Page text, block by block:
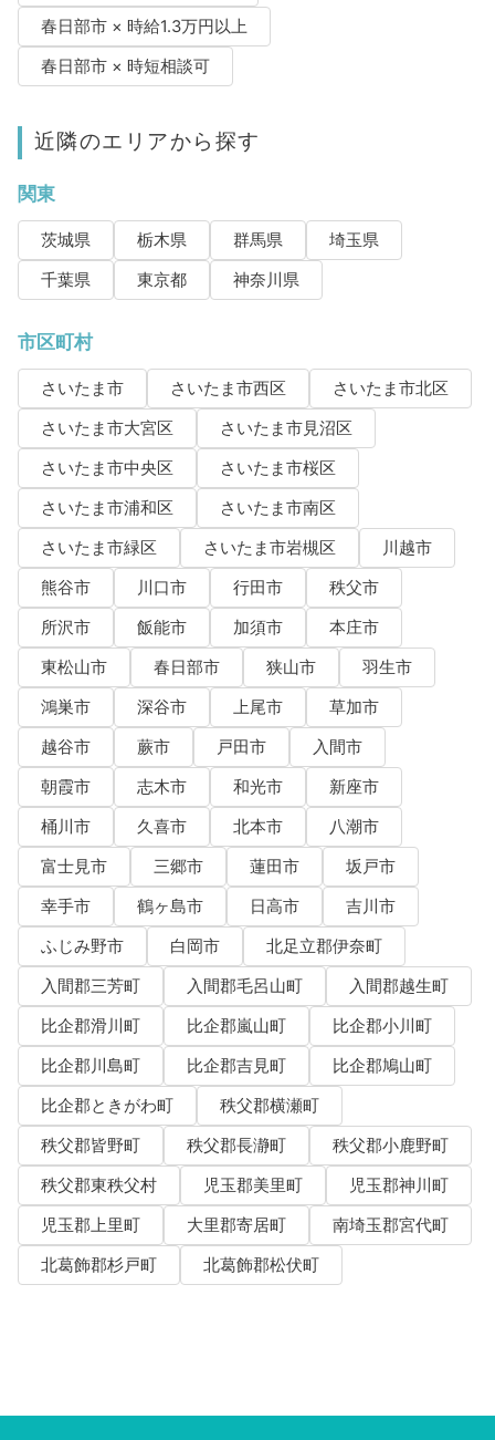
春日部市 × 時給1.3万円以上
春日部市 × 時短相談可
近隣のエリアから探す
関東
茨城県 栃木県 群馬県
埼玉県
千葉県
東京都 神奈川県
市区町村
さいたま市 さいたま市西区
さいたま市北区
さいたま市大宮区
さいたま市見沼区
さいたま市中央区
さいたま市桜区
さいたま市浦和区
さいたま市南区
さいたま市緑区
さいたま市岩槻区
川越市
熊谷市
川口市 行田市
秩父市
所沢市
飯能市 加須市
本庄市
東松山市
春日部市 狭山市
羽生市
鴻巣市
深谷市 上尾市
草加市
越谷市
蕨市 戸田市
入間市
朝霞市
志木市 和光市
新座市
桶川市
久喜市 北本市
八潮市
富士見市
三郷市 蓮田市
坂戸市
幸手市
鶴ヶ島市 日高市
吉川市
ふじみ野市
白岡市
北足立郡伊奈町
入間郡三芳町
入間郡毛呂山町
入間郡越生町
比企郡滑川町
比企郡嵐山町
比企郡小川町
比企郡川島町
比企郡吉見町
比企郡鳩山町
比企郡ときがわ町
秩父郡横瀬町
秩父郡皆野町
秩父郡長瀞町
秩父郡小鹿野町
秩父郡東秩父村
児玉郡美里町
児玉郡神川町
児玉郡上里町
大里郡寄居町
南埼玉郡宮代町
北葛飾郡杉戸町
北葛飾郡松伏町